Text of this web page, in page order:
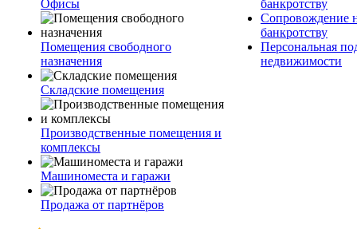
Офисы
Помещения свободного
назначения
Складские помещения
Производственные помещения и
комплексы
Машиноместа и гаражи
Продажа от партнёров
банкротству
Сопровождение
банкротству
Персональная
недвижимости